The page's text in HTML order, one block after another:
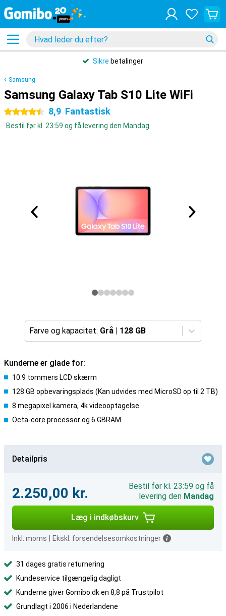
Sikre betalinger
Samsung
Samsung Galaxy Tab S10 Lite WiFi
4.5 stjerner 8,9 Fantastisk
Bestil før kl. 23:59 og få levering den Mandag
Farve og kapacitet: Grå | 128 GB
Kunderne er glade for:
10.9 tommers LCD skærm
128 GB opbevaringsplads (Kan udvides med MicroSD op til 2 TB)
8 megapixel kamera, 4k videooptagelse
Octa-core processor og 6 GBRAM
Detailpris
2.250,00 kr.
Bestil før kl. 23:59 og få
levering den Mandag
Læg i indkøbskurv
Inkl. moms Ekskl. forsendelsesomkostninger
31 dages gratis returnering
Kundeservice tilgængelig dagligt
Kunderne giver Gomibo.dk en 8,8 på Trustpilot
Grundlagt i 2006 i Nederlandene